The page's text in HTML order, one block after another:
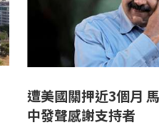
遭美國關押近3個月
中發聲感謝支持者